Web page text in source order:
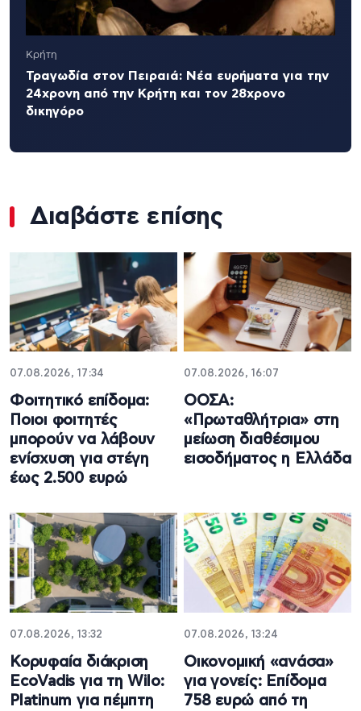
Κρήτη
Τραγωδία στον Πειραιά: Νέα ευρήματα για την
24χρονη από την Κρήτη και τον 28χρονο
δικηγόρο
Διαβάστε επίσης
07.08.2026, 17:34
Φοιτητικό επίδομα:
Ποιοι φοιτητές
μπορούν να λάβουν
ενίσχυση για στέγη
έως 2.500 ευρώ
07.08.2026, 16:07
ΟΟΣΑ:
«Πρωταθλήτρια» στη
μείωση διαθέσιμου
εισοδήματος η Ελλάδα
07.08.2026, 13:32
Κορυφαία διάκριση
EcoVadis για τη Wilo:
Platinum για πέμπτη
07.08.2026, 13:24
Oικονομική «ανάσα»
για γονείς: Επίδομα
758 ευρώ από τη